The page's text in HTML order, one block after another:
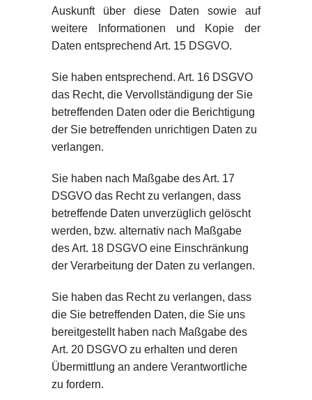
Auskunft über diese Daten sowie auf
weitere Informationen und Kopie der
Daten entsprechend Art. 15 DSGVO.
Sie haben entsprechend. Art. 16 DSGVO
das Recht, die Vervollständigung der Sie
betreffenden Daten oder die Berichtigung
der Sie betreffenden unrichtigen Daten zu
verlangen.
Sie haben nach Maßgabe des Art. 17
DSGVO das Recht zu verlangen, dass
betreffende Daten unverzüglich gelöscht
werden, bzw. alternativ nach Maßgabe
des Art. 18 DSGVO eine Einschränkung
der Verarbeitung der Daten zu verlangen.
Sie haben das Recht zu verlangen, dass
die Sie betreffenden Daten, die Sie uns
bereitgestellt haben nach Maßgabe des
Art. 20 DSGVO zu erhalten und deren
Übermittlung an andere Verantwortliche
zu fordern.